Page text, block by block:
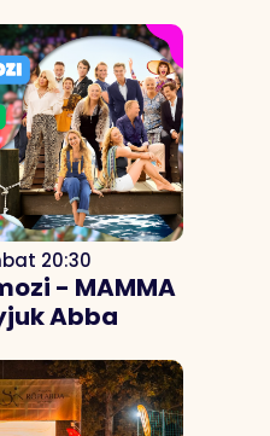
20:30
- MAMMA
Abba